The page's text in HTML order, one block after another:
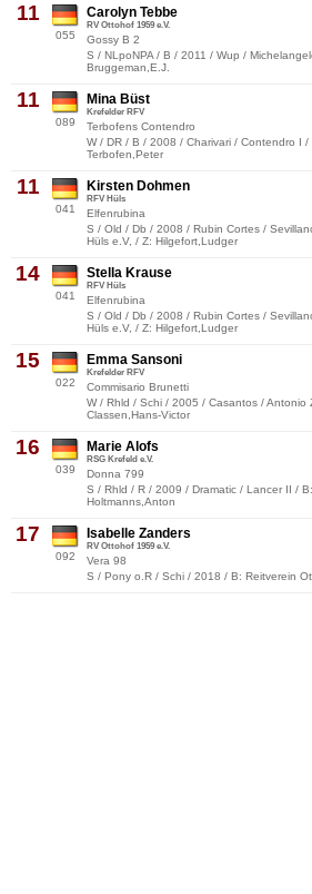
11
055
Carolyn Tebbe
RV Ottohof 1959 e.V.
Gossy B 2
S / NLpoNPA / B / 2011 / Wup /
Bruggeman,E.J.
11
089
Mina Büst
Krefelder RFV
Terbofens Contendro
W / DR / B / 2008 / Charivari / Contendro I /
Terbofen,Peter
11
041
Kirsten Dohmen
RFV Hüls
Elfenrubina
S / Old / Db / 2008 / Rubin Cortes /
Hüls e.V, / Z: Hilgefort,Ludger
14
041
Stella Krause
RFV Hüls
Elfenrubina
S / Old / Db / 2008 / Rubin Cortes /
Hüls e.V, / Z: Hilgefort,Ludger
15
022
Emma Sansoni
Krefelder RFV
Commisario Brunetti
W / Rhld / Schi / 2005 / Casantos / Antonio
Classen,Hans-Victor
16
039
Marie Alofs
RSG Krefeld e.V.
Donna 799
S / Rhld / R / 2009 / Dramatic / Lancer II /
Holtmanns,Anton
17
092
Isabelle Zanders
RV Ottohof 1959 e.V.
Vera 98
S / Pony o.R / Schi / 2018 / B: Reitverein